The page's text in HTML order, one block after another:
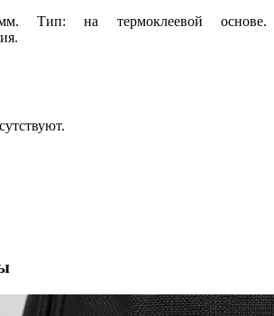
Тип: на термоклеевой основе.